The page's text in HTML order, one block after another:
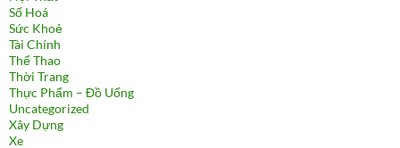
Số Hoá
Sức Khoẻ
Tài Chính
Thể Thao
Thời Trang
Thực Phẩm – Đồ Uống
Uncategorized
Xây Dựng
Xe